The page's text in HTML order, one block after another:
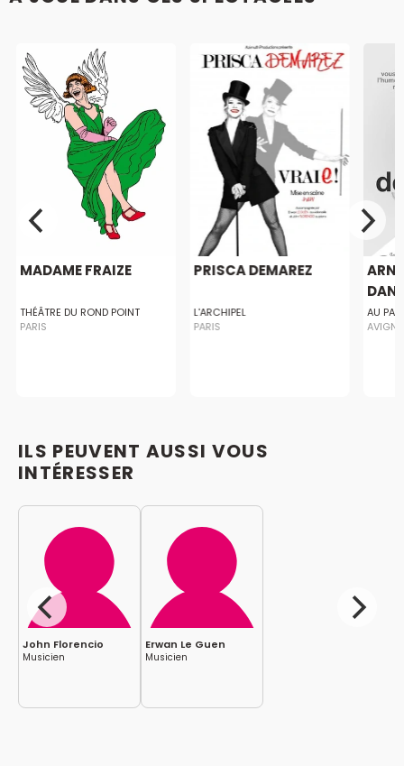
MADAME FRAIZE
THÉÂTRE DU ROND POINT
PARIS
PRISCA DEMAREZ
L'ARCHIPEL
PARIS
AU
ILS PEUVENT AUSSI VOUS
INTÉRESSER
John Florencio
Musicien
Erwan Le Guen
Musicien